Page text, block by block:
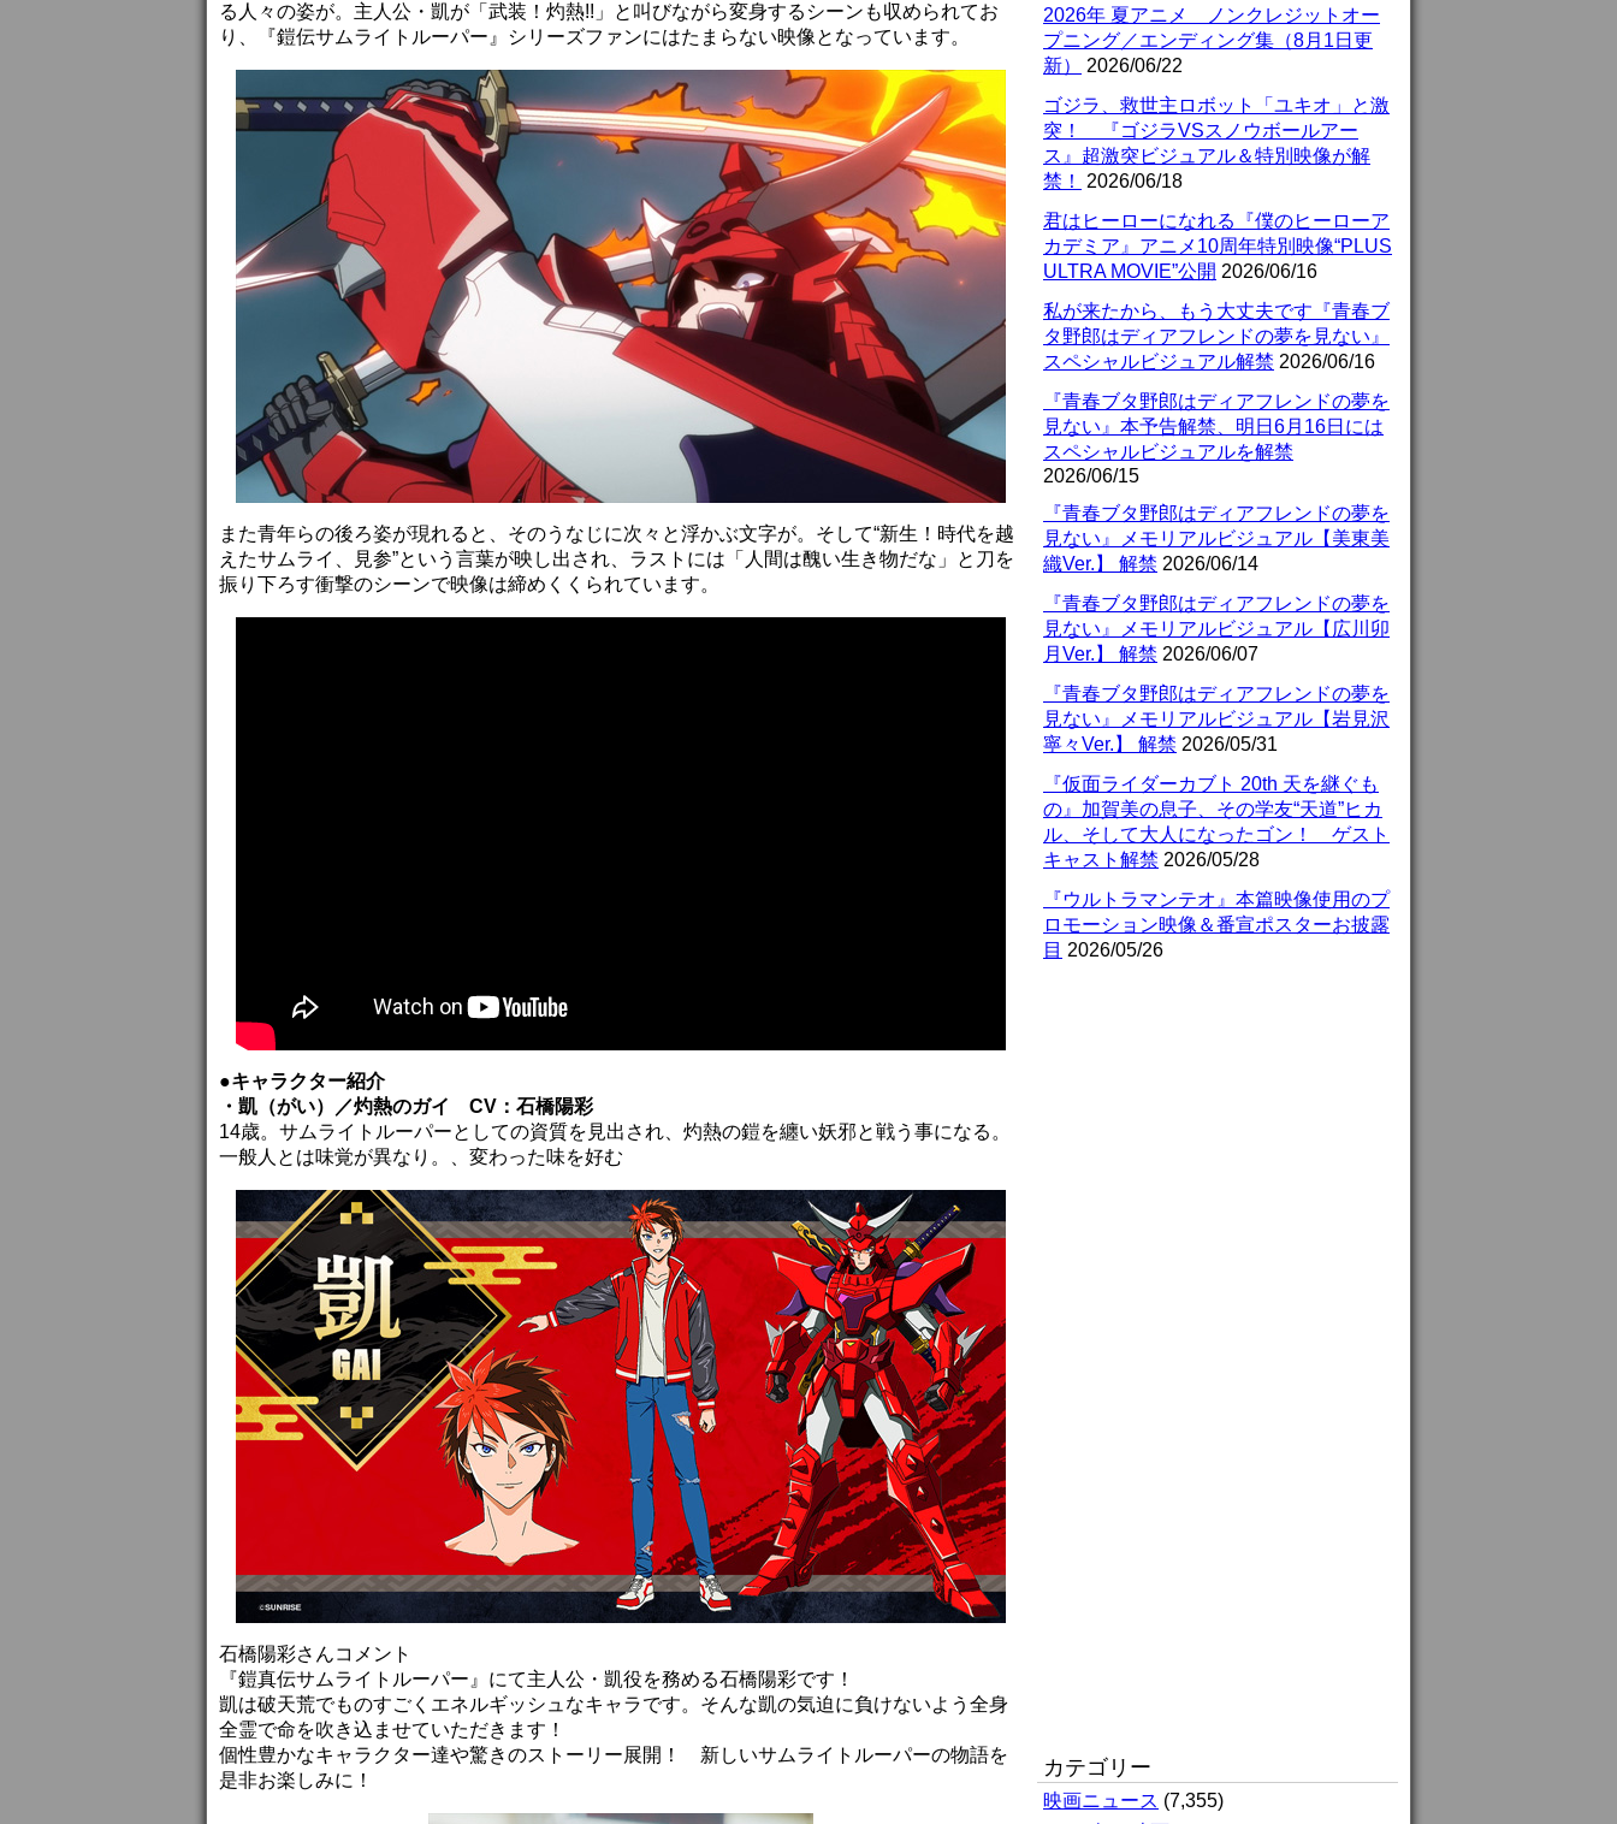
る人々の姿が。主人公・凱が「武装！灼熱!!」と叫びながら変身するシーンも収められてお
り、『鎧伝サムライトルーパー』シリーズファンにはたまらない映像となっています。
また青年らの後ろ姿が現れると、そのうなじに次々と浮かぶ文字が。そして“新生！時代を越
えたサムライ、見参”という言葉が映し出され、ラストには「人間は醜い生き物だな」と刀を
振り下ろす衝撃のシーンで映像は締めくくられています。
●キャラクター紹介
・凱（がい）／灼熱のガイ CV：石橋陽彩
14歳。サムライトルーパーとしての資質を見出され、灼熱の鎧を纏い妖邪と戦う事になる。
一般人とは味覚が異なり。、変わった味を好む
石橋陽彩さんコメント
『鎧真伝サムライトルーパー』にて主人公・凱役を務める石橋陽彩です！
凱は破天荒でものすごくエネルギッシュなキャラです。そんな凱の気迫に負けないよう全身
全霊で命を吹き込ませていただきます！
個性豊かなキャラクター達や驚きのストーリー展開！ 新しいサムライトルーパーの物語を
是非お楽しみに！
2026年 夏アニメ ノンクレジットオー
プニング／エンディング集（8月1日更
新）
2026/06/22
ゴジラ、救世主ロボット「ユキオ」と激
突！ 『ゴジラVSスノウボールアー
ス』超激突ビジュアル＆特別映像が解
禁！
2026/06/18
君はヒーローになれる『僕のヒーローア
カデミア』アニメ10周年特別映像“PLUS
ULTRA MOVIE”公開 2026/06/16
私が来たから、もう大丈夫です『青春ブ
タ野郎はディアフレンドの夢を見ない』
スペシャルビジュアル解禁 2026/06/16
『青春ブタ野郎はディアフレンドの夢を
見ない』本予告解禁、明日6月16日には
スペシャルビジュアルを解禁
2026/06/15
『青春ブタ野郎はディアフレンドの夢を
見ない』メモリアルビジュアル【美東美
織Ver.】 解禁 2026/06/14
『青春ブタ野郎はディアフレンドの夢を
見ない』メモリアルビジュアル【広川卯
月Ver.】 解禁 2026/06/07
『青春ブタ野郎はディアフレンドの夢を
見ない』メモリアルビジュアル【岩見沢
寧々Ver.】 解禁 2026/05/31
『仮面ライダーカブト 20th 天を継ぐも
の』加賀美の息子、その学友“天道”ヒカ
ル、そして大人になったゴン！ ゲスト
キャスト解禁 2026/05/28
『ウルトラマンテオ』本篇映像使用のプ
ロモーション映像＆番宣ポスターお披露
目 2026/05/26
カテゴリー
映画ニュース (7,355)